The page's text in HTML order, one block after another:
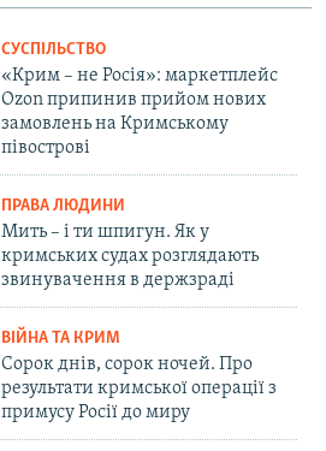
СУСПІЛЬСТВО
«Крим – не Росія»: маркетплейс
Ozon припинив прийом нових
замовлень на Кримському
півострові
ПРАВА ЛЮДИНИ
Мить – і ти шпигун. Як у
кримських судах розглядають
звинувачення в держзраді
ВІЙНА ТА КРИМ
Сорок днів, сорок ночей. Про
результати кримської операції з
примусу Росії до миру